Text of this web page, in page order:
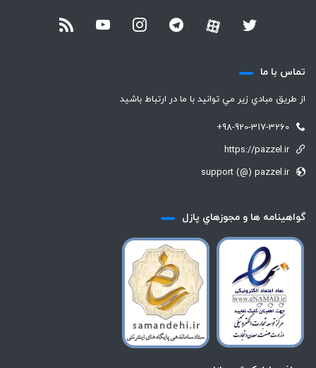
تماس با ما
از طريق مبادي زير مي توانيد با ما در ارتباط باشيد
+98-920-317-3260
https://pazzel.ir
support (@) pazzel.ir
گواهينامه ها و مجوزهاي پازل